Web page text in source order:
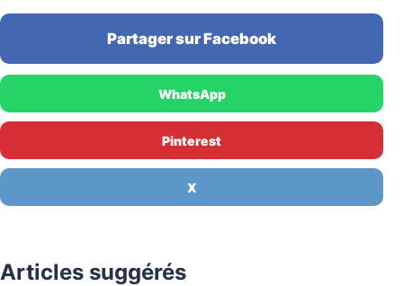
Partager sur Facebook
WhatsApp
Pinterest
X
Articles suggérés